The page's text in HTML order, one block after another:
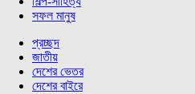
সফল মানুষ
প্রচ্ছদ
জাতীয়
দেশের ভেতর
দেশের বাইরে